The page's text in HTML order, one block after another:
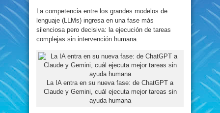
La competencia entre los grandes modelos de
lenguaje (LLMs) ingresa en una fase más
silenciosa pero decisiva: la ejecución de tareas
complejas sin intervención humana.
La IA entra en su nueva fase: de ChatGPT a
Claude y Gemini, cuál ejecuta mejor tareas sin
ayuda humana